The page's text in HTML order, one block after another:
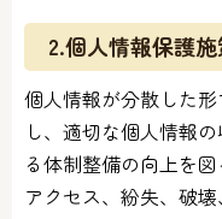
2.個人情報保護
個人情報が分散した
し、適切な個人情報
る体制整備の向上を
アクセス、紛失、破